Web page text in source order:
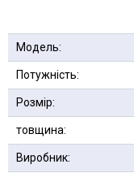
Модель:
Потужність:
Розмір:
товщина:
Виробник: